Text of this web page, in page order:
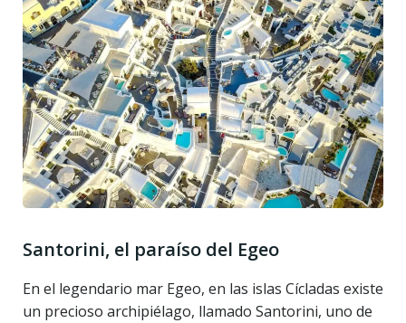
Santorini, el paraíso del Egeo
En el legendario mar Egeo, en las islas Cícladas existe
un precioso archipiélago, llamado Santorini, uno de